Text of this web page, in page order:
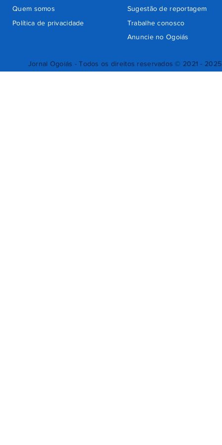
Jornal Ogoiás - Todos os direitos reservados © 2021 - 2025
Quem somos
Sugestão de reportagem
Trabalhe conosco
Política de privacidade
Anuncie no Ogoiás